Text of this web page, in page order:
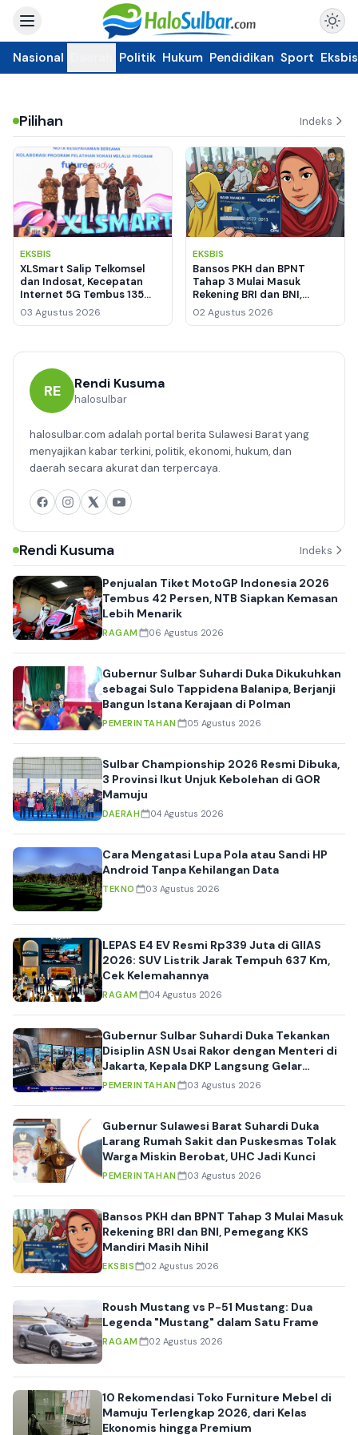
Nasional Politik Hukum Pendidikan Sport Eksbis
Pilihan Indeks
EKSBIS
XLSmart Salip Telkomsel
dan Indosat, Kecepatan
Internet 5G Tembus 135
Mbps
03 Agustus 2026
EKSBIS
Bansos PKH dan BPNT
Tahap 3 Mulai Masuk
Rekening BRI dan BNI,
Pemegang KKS Mandiri
Masih Nihil
02 Agustus 2026
RE Rendi Kusuma
halosulbar
halosulbar.com adalah portal berita Sulawesi Barat yang
menyajikan kabar terkini, politik, ekonomi, hukum, dan
daerah secara akurat dan terpercaya.
Rendi Kusuma Indeks
Penjualan Tiket MotoGP Indonesia 2026
Tembus 42 Persen, NTB Siapkan Kemasan
Lebih Menarik
RAGAM 06 Agustus 2026
Gubernur Sulbar Suhardi Duka Dikukuhkan
sebagai Sulo Tappidena Balanipa, Berjanji
Bangun Istana Kerajaan di Polman
PEMERINTAHAN 05 Agustus 2026
Sulbar Championship 2026 Resmi Dibuka,
3 Provinsi Ikut Unjuk Kebolehan di GOR
Mamuju
DAERAH 04 Agustus 2026
Cara Mengatasi Lupa Pola atau Sandi HP
Android Tanpa Kehilangan Data
TEKNO 03 Agustus 2026
LEPAS E4 EV Resmi Rp339 Juta di GIIAS
2026: SUV Listrik Jarak Tempuh 637 Km,
Cek Kelemahannya
RAGAM 04 Agustus 2026
Gubernur Sulbar Suhardi Duka Tekankan
Disiplin ASN Usai Rakor dengan Menteri di
Jakarta, Kepala DKP Langsung Gelar
Evaluasi Internal
PEMERINTAHAN 03 Agustus 2026
Gubernur Sulawesi Barat Suhardi Duka
Larang Rumah Sakit dan Puskesmas Tolak
Warga Miskin Berobat, UHC Jadi Kunci
PEMERINTAHAN 03 Agustus 2026
Bansos PKH dan BPNT Tahap 3 Mulai Masuk
Rekening BRI dan BNI, Pemegang KKS
Mandiri Masih Nihil
EKSBIS 02 Agustus 2026
Roush Mustang vs P-51 Mustang: Dua
Legenda "Mustang" dalam Satu Frame
RAGAM 02 Agustus 2026
10 Rekomendasi Toko Furniture Mebel di
Mamuju Terlengkap 2026, dari Kelas
Ekonomis hingga Premium